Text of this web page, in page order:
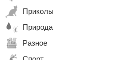
Приколы
Природа
Разное